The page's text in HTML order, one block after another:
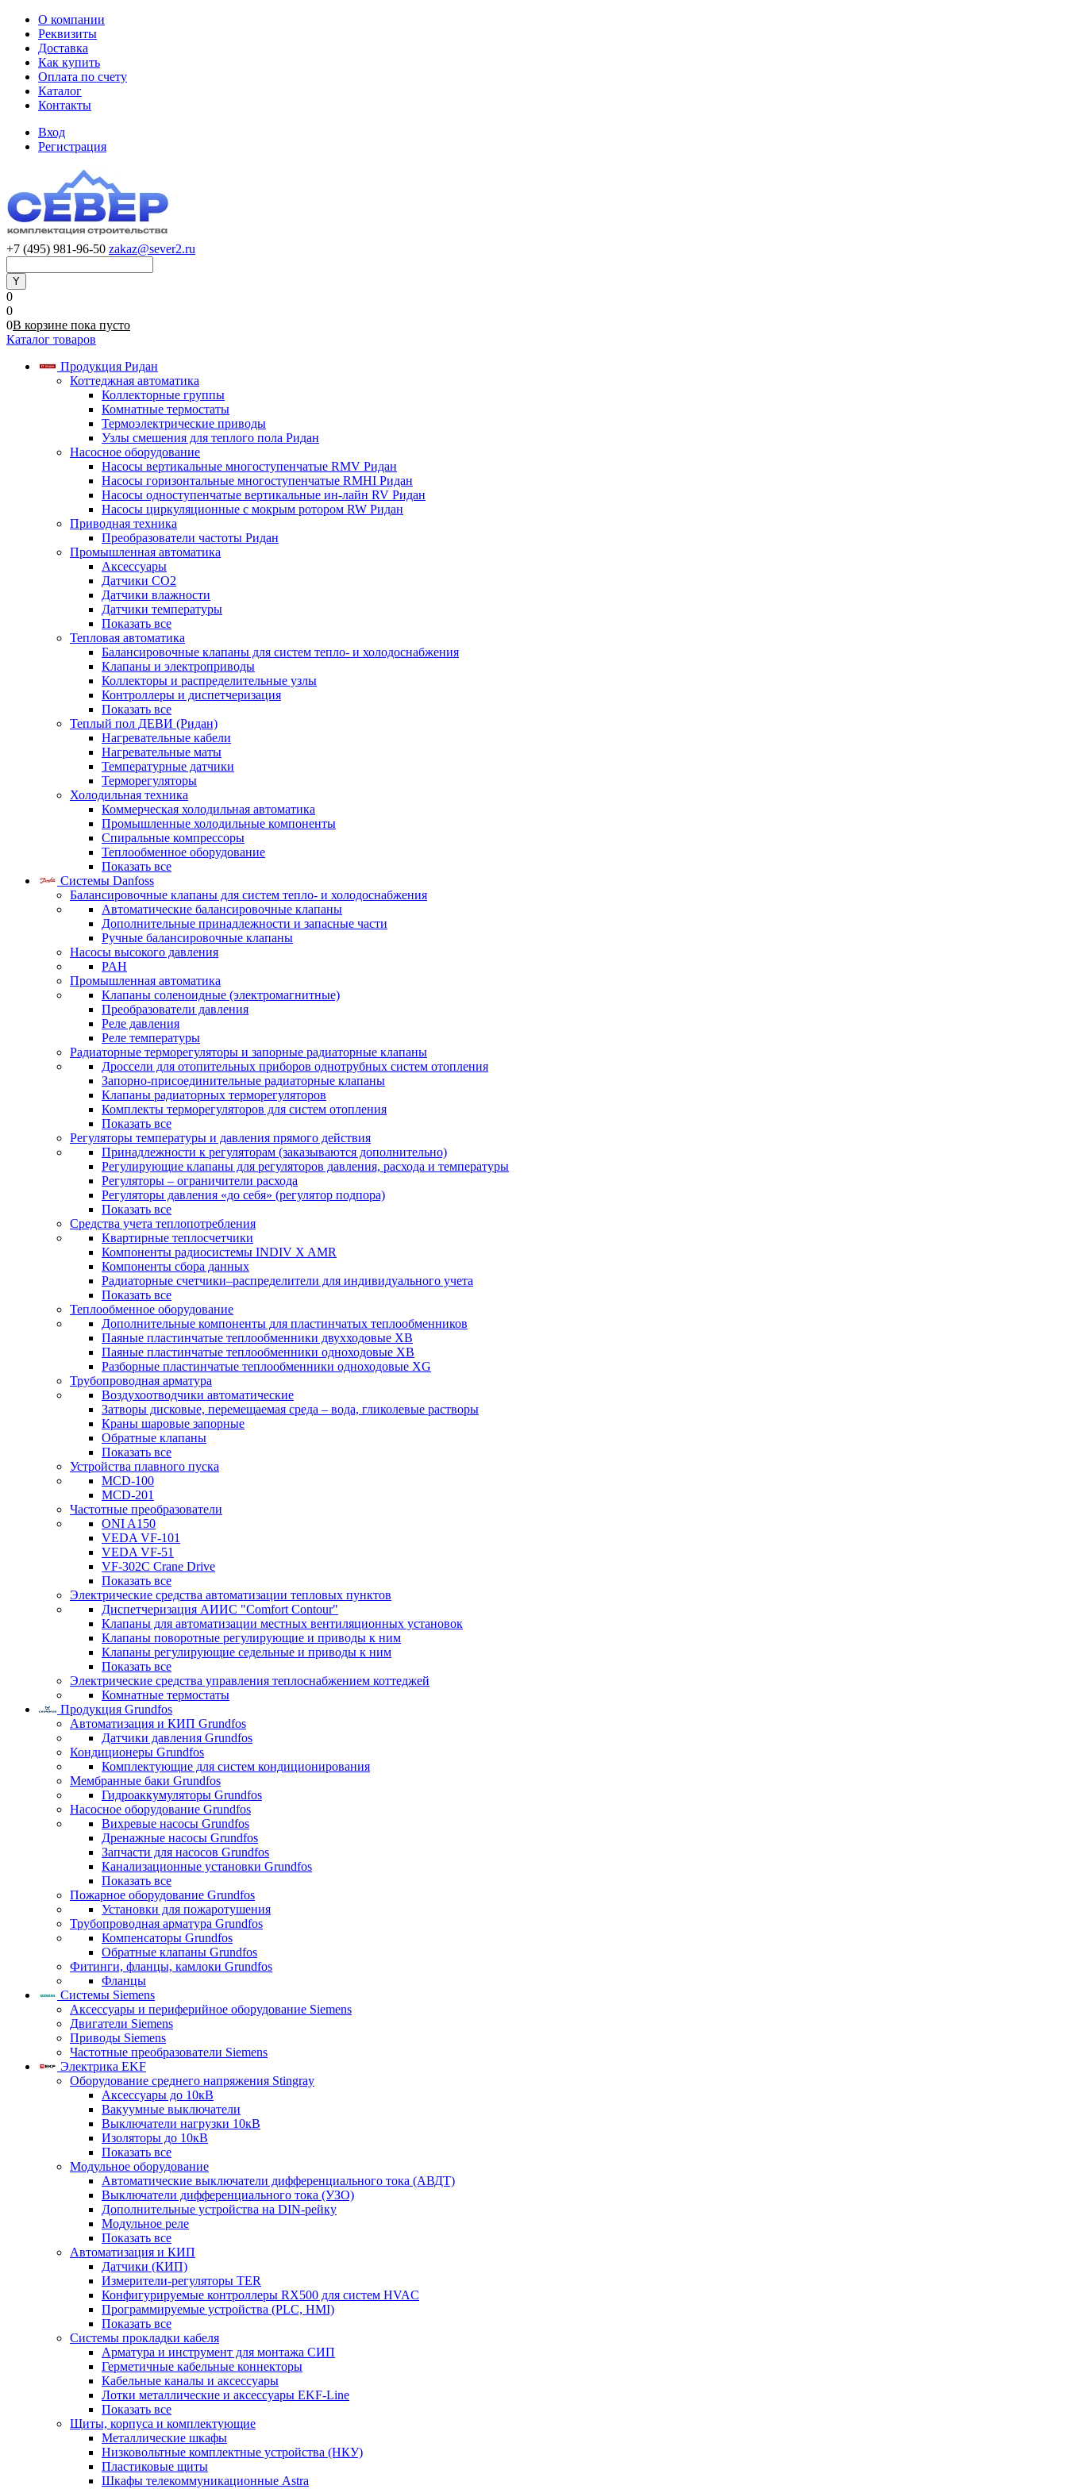
О компании
Реквизиты
Доставка
Как купить
Оплата по счету
Каталог
Контакты
Вход
Регистрация
+7 (495) 981-96-50 zakaz@sever2.ru
0
0
0В корзине пока пусто
Каталог товаров
Продукция Ридан
Коттеджная автоматика
Коллекторные группы
Комнатные термостаты
Термоэлектрические приводы
Узлы смешения для теплого пола Ридан
Насосное оборудование
Насосы вертикальные многоступенчатые RMV Ридан
Насосы горизонтальные многоступенчатые RMHI Ридан
Насосы одноступенчатые вертикальные ин-лайн RV Ридан
Насосы циркуляционные с мокрым ротором RW Ридан
Приводная техника
Преобразователи частоты Ридан
Промышленная автоматика
Аксессуары
Датчики CO2
Датчики влажности
Датчики температуры
Показать все
Тепловая автоматика
Балансировочные клапаны для систем тепло- и холодоснабжения
Клапаны и электроприводы
Коллекторы и распределительные узлы
Контроллеры и диспетчеризация
Показать все
Теплый пол ДЕВИ (Ридан)
Нагревательные кабели
Нагревательные маты
Температурные датчики
Терморегуляторы
Холодильная техника
Коммерческая холодильная автоматика
Промышленные холодильные компоненты
Спиральные компрессоры
Теплообменное оборудование
Показать все
Системы Danfoss
Балансировочные клапаны для систем тепло- и холодоснабжения
Автоматические балансировочные клапаны
Дополнительные принадлежности и запасные части
Ручные балансировочные клапаны
Насосы высокого давления
PAH
Промышленная автоматика
Клапаны соленоидные (электромагнитные)
Преобразователи давления
Реле давления
Реле температуры
Радиаторные терморегуляторы и запорные радиаторные клапаны
Дроссели для отопительных приборов однотрубных систем отопления
Запорно-присоединительные радиаторные клапаны
Клапаны радиаторных терморегуляторов
Комплекты терморегуляторов для систем отопления
Показать все
Регуляторы температуры и давления прямого действия
Принадлежности к регуляторам (заказываются дополнительно)
Регулирующие клапаны для регуляторов давления, расхода и температуры
Регуляторы – ограничители расхода
Регуляторы давления «до себя» (регулятор подпора)
Показать все
Средства учета теплопотребления
Квартирные теплосчетчики
Компоненты радиосистемы INDIV X AMR
Компоненты сбора данных
Радиаторные счетчики–распределители для индивидуального учета
Показать все
Теплообменное оборудование
Дополнительные компоненты для пластинчатых теплообменников
Паяные пластинчатые теплообменники двухходовые XB
Паяные пластинчатые теплообменники одноходовые ХВ
Разборные пластинчатые теплообменники одноходовые ХG
Трубопроводная арматура
Воздухоотводчики автоматические
Затворы дисковые, перемещаемая среда – вода, гликолевые растворы
Краны шаровые запорные
Обратные клапаны
Показать все
Устройства плавного пуска
MCD-100
MCD-201
Частотные преобразователи
ONI A150
VEDA VF-101
VEDA VF-51
VF-302C Crane Drive
Показать все
Электрические средства автоматизации тепловых пунктов
Диспетчеризация АИИС "Comfort Contour"
Клапаны для автоматизации местных вентиляционных установок
Клапаны поворотные регулирующие и приводы к ним
Клапаны регулирующие седельные и приводы к ним
Показать все
Электрические средства управления теплоснабжением коттеджей
Комнатные термостаты
Продукция Grundfos
Автоматизация и КИП Grundfos
Датчики давления Grundfos
Кондиционеры Grundfos
Комплектующие для систем кондиционирования
Мембранные баки Grundfos
Гидроаккумуляторы Grundfos
Насосное оборудование Grundfos
Вихревые насосы Grundfos
Дренажные насосы Grundfos
Запчасти для насосов Grundfos
Канализационные установки Grundfos
Показать все
Пожарное оборудование Grundfos
Установки для пожаротушения
Трубопроводная арматура Grundfos
Компенсаторы Grundfos
Обратные клапаны Grundfos
Фитинги, фланцы, камлоки Grundfos
Фланцы
Системы Siemens
Аксессуары и периферийное оборудование Siemens
Двигатели Siemens
Приводы Siemens
Частотные преобразователи Siemens
Электрика EKF
Оборудование среднего напряжения Stingray
Аксессуары до 10кВ
Вакуумные выключатели
Выключатели нагрузки 10кВ
Изоляторы до 10кВ
Показать все
Модульное оборудование
Автоматические выключатели дифференциального тока (АВДТ)
Выключатели дифференциального тока (УЗО)
Дополнительные устройства на DIN-рейку
Модульное реле
Показать все
Автоматизация и КИП
Датчики (КИП)
Измерители-регуляторы TER
Конфигурируемые контроллеры RX500 для систем HVAC
Программируемые устройства (PLC, HMI)
Показать все
Системы прокладки кабеля
Арматура и инструмент для монтажа СИП
Герметичные кабельные коннекторы
Кабельные каналы и аксессуары
Лотки металлические и аксессуары EKF-Line
Показать все
Щиты, корпуса и комплектующие
Металлические шкафы
Низковольтные комплектные устройства (НКУ)
Пластиковые щиты
Шкафы телекоммуникационные Astra